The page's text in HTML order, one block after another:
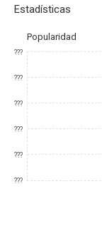
Estadísticas
Popularidad
???
???
???
???
???
???